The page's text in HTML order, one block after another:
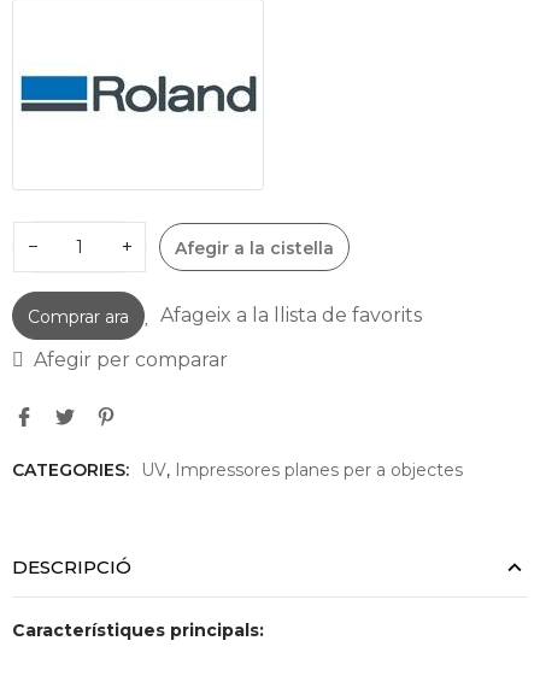
− + Afegir a la cistella
Comprar ara
Afageix a la llista de favorits
Afegir per comparar
CATEGORIES: UV, Impressores planes per a objectes
DESCRIPCIÓ
Característiques principals: